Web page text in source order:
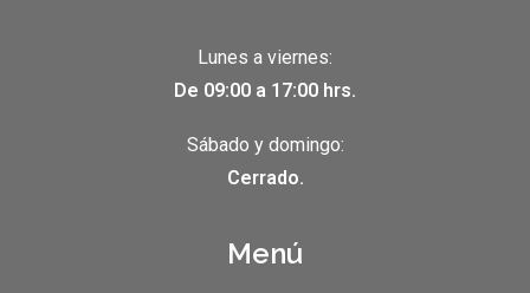
Lunes a viernes:
De 09:00 a 17:00 hrs.
Sábado y domingo:
Cerrado.
Menú